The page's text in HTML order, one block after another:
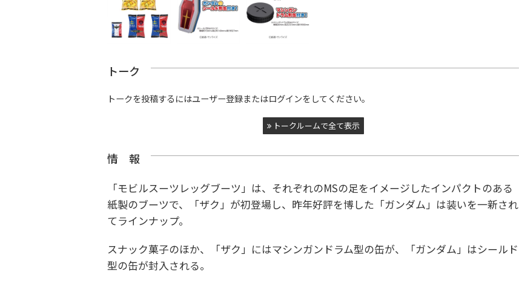
トーク
トークを投稿するにはユーザー登録またはログインをしてください。
トークルームで全て表示
情 報
「モビルスーツレッグブーツ」 は、それぞれのMSの足をイメージしたインパクトのある
紙製のブーツで、「ザク」が初登場し、昨年好評を博した「ガンダム」は装いを一新され
てラインナップ。
スナック菓子のほか、「ザク」にはマシンガンドラム型の缶が、「ガンダム」はシールド
型の缶が封入される。